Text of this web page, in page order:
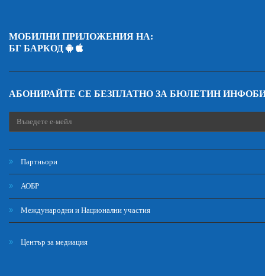
МОБИЛНИ ПРИЛОЖЕНИЯ НА:
БГ БАРКОД
АБОНИРАЙТЕ СЕ БЕЗПЛАТНО ЗА БЮЛЕТИН
Партньори
АОБР
Международни и Национални участия
Център за медиация